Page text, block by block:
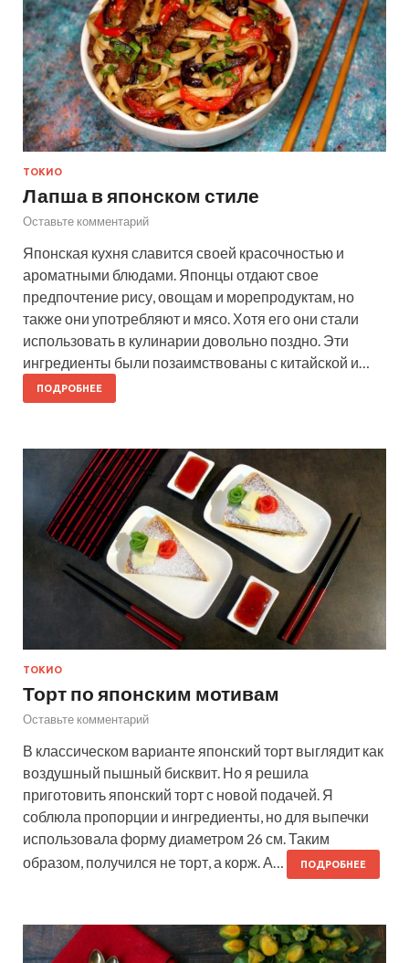
ТОКИО
Лапша в японском стиле
Оставьте комментарий
Японская кухня славится своей красочностью и
ароматными блюдами. Японцы отдают свое
предпочтение рису, овощам и морепродуктам, но
также они употребляют и мясо. Хотя его они стали
использовать в кулинарии довольно поздно. Эти
ингредиенты были позаимствованы с китайской и…
ПОДРОБНЕЕ
ТОКИО
Торт по японским мотивам
Оставьте комментарий
В классическом варианте японский торт выглядит как
воздушный пышный бисквит. Но я решила
приготовить японский торт с новой подачей. Я
соблюла пропорции и ингредиенты, но для выпечки
использовала форму диаметром 26 см. Таким
образом, получился не торт, а корж. А…
ПОДРОБНЕЕ